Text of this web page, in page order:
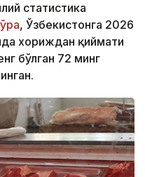
статистика
, Ўзбекистонга 2026
хориждан қиймати
бўлган 72 минг